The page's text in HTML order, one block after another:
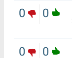
0
0
0
0